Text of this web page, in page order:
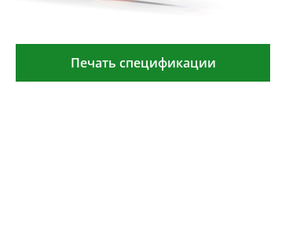
Печать спецификации